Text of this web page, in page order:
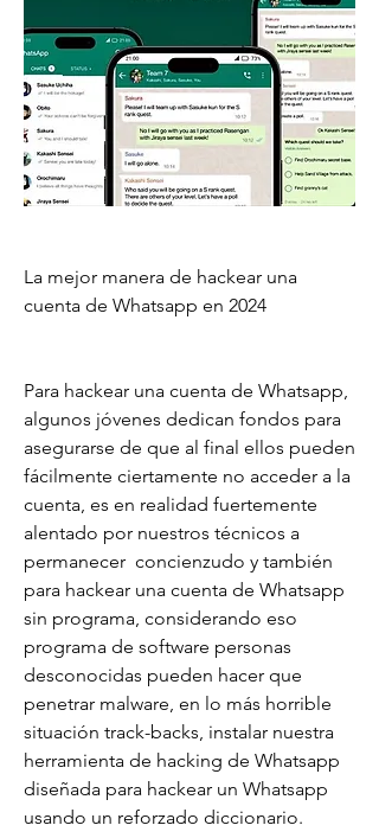
La mejor manera de hackear una
cuenta de Whatsapp en 2024
Para hackear una cuenta de Whatsapp,
algunos jóvenes dedican fondos para
asegurarse de que al final ellos pueden
fácilmente ciertamente no acceder a la
cuenta, es en realidad fuertemente
alentado por nuestros técnicos a
permanecer  concienzudo y también
para hackear una cuenta de Whatsapp
sin programa, considerando eso
programa de software personas
desconocidas pueden hacer que
penetrar malware, en lo más horrible
situación track-backs, instalar nuestra
herramienta de hacking de Whatsapp
diseñada para hackear un Whatsapp
usando un reforzado diccionario.